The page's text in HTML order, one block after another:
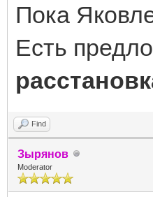
Пока
Есть
Find
Зырянов
Moderator